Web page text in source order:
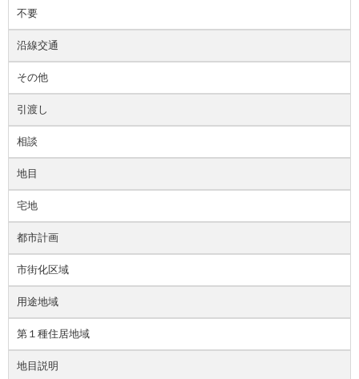
不要
沿線交通
その他
引渡し
相談
地目
宅地
都市計画
市街化区域
用途地域
第１種住居地域
地目説明